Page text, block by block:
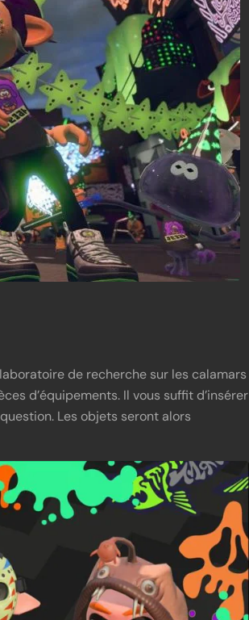
de recherche sur les calamars
d’équipements. Il vous suffit d’insérer
Les objets seront alors